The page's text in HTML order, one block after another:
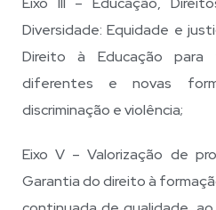
Diversidade: Equidade e
Direito à Educação
diferentes e novas
discriminação e violência;
Eixo V – Valorização de
Garantia do direito à